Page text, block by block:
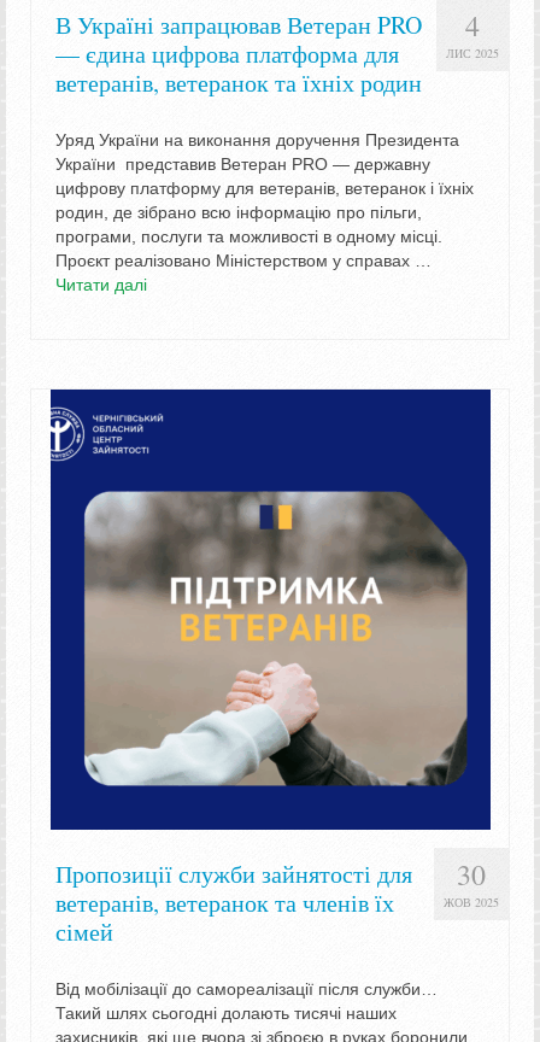
4
ЛИС 2025
В Україні запрацював Ветеран PRO
— єдина цифрова платформа для
ветеранів, ветеранок та їхніх родин
Уряд України на виконання доручення Президента
України представив Ветеран PRO — державну
цифрову платформу для ветеранів, ветеранок і їхніх
родин, де зібрано всю інформацію про пільги,
програми, послуги та можливості в одному місці.
Проєкт реалізовано Міністерством у справах …
Читати далі
30
ЖОВ 2025
Пропозиції служби зайнятості для
ветеранів, ветеранок та членів їх
сімей
Від мобілізації до самореалізації після служби…
Такий шлях сьогодні долають тисячі наших
захисників, які ще вчора зі зброєю в руках боронили